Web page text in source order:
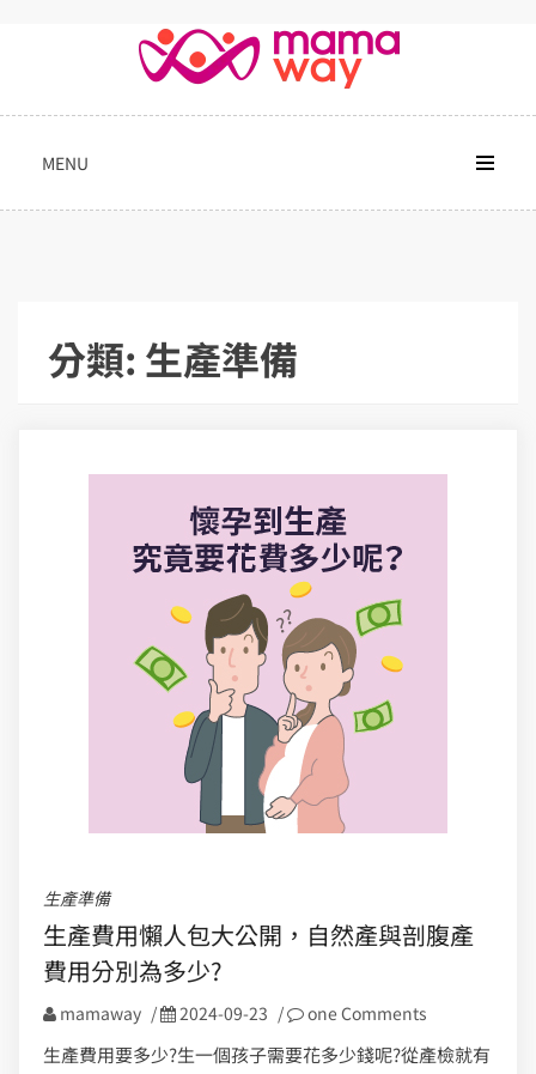
MENU
分類: 生產準備
生產準備
生產費用懶人包大公開，自然產與剖腹產
費用分別為多少?
mamaway / 2024-09-23 / one Comments
生產費用要多少?生一個孩子需要花多少錢呢?從產檢就有